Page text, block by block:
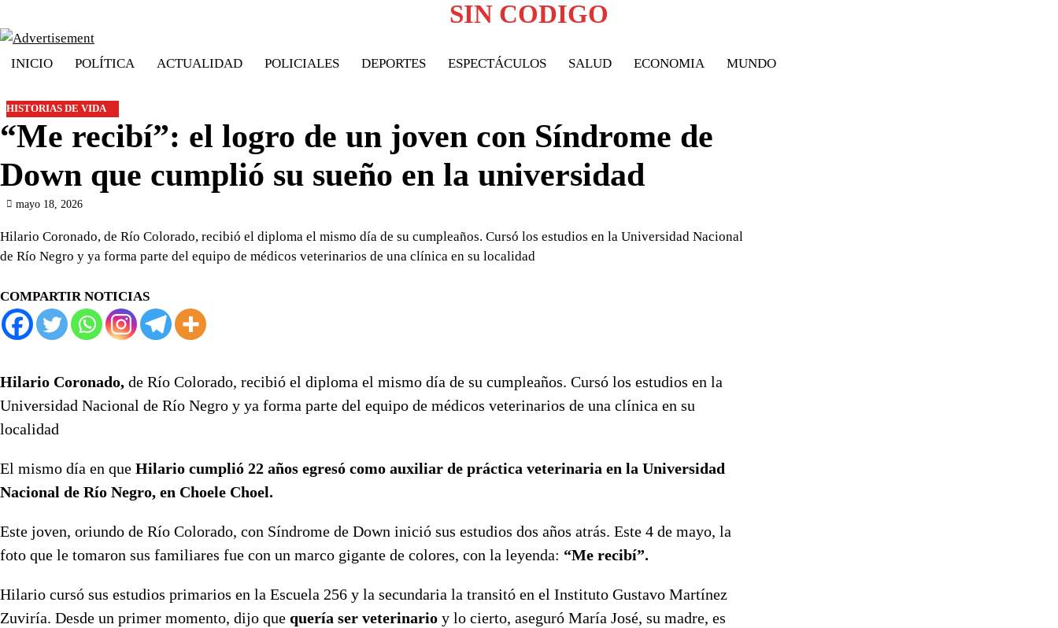
to
content
SIN CODIGO
INICIO POLÍTICA ACTUALIDAD POLICIALES DEPORTES ESPECTÁCULOS SALUD ECONOMIA MUNDO
HISTORIAS DE VIDA
“Me recibí”: el logro de un joven con Síndrome de
Down que cumplió su sueño en la universidad
mayo 18, 2026
Hilario Coronado, de Río Colorado, recibió el diploma el mismo día de su cumpleaños. Cursó los estudios en la Universidad Nacional
de Río Negro y ya forma parte del equipo de médicos veterinarios de una clínica en su localidad
COMPARTIR NOTICIAS
Hilario Coronado, de Río Colorado, recibió el diploma el mismo día de su cumpleaños. Cursó los estudios en la
Universidad Nacional de Río Negro y ya forma parte del equipo de médicos veterinarios de una clínica en su
localidad
El mismo día en que Hilario cumplió 22 años egresó como auxiliar de práctica veterinaria en la Universidad
Nacional de Río Negro, en Choele Choel.
Este joven, oriundo de Río Colorado, con Síndrome de Down inició sus estudios dos años atrás. Este 4 de mayo, la
foto que le tomaron sus familiares fue con un marco gigante de colores, con la leyenda: “Me recibí”.
Hilario cursó sus estudios primarios en la Escuela 256 y la secundaria la transitó en el Instituto Gustavo Martínez
Zuviría. Desde un primer momento, dijo que quería ser veterinario y lo cierto, aseguró María José, su madre, es